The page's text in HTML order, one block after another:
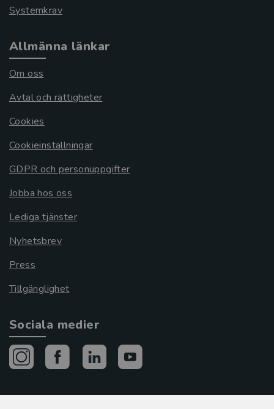
Systemkrav
Allmänna länkar
Om oss
Avtal och rättigheter
Cookies
Cookieinställningar
GDPR och personuppgifter
Jobba hos oss
Lediga tjänster
Nyhetsbrev
Press
Tillgänglighet
Sociala medier